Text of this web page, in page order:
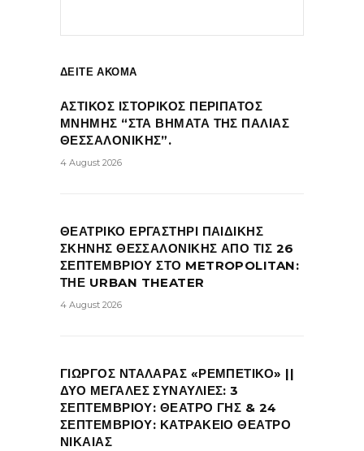
ΔΕΙΤΕ ΑΚΟΜΑ
ΑΣΤΙΚΟΣ ΙΣΤΟΡΙΚΟΣ ΠΕΡΙΠΑΤΟΣ
ΜΝΗΜΗΣ “ΣΤΑ ΒΗΜΑΤΑ ΤΗΣ ΠΑΛΙΑΣ
ΘΕΣΣΑΛΟΝΙΚΗΣ”.
4 August 2026
ΘΕΑΤΡΙΚΟ ΕΡΓΑΣΤΗΡΙ ΠΑΙΔΙΚΗΣ
ΣΚΗΝΗΣ ΘΕΣΣΑΛΟΝΙΚΗΣ ΑΠΟ ΤΙΣ 26
ΣΕΠΤΕΜΒΡΙΟΥ ΣΤΟ METROPOLITAN:
ΤΗΕ URBAN THEATER
4 August 2026
ΓΙΩΡΓΟΣ ΝΤΑΛΑΡΑΣ «ΡΕΜΠΕΤΙΚΟ» ||
ΔΥΟ ΜΕΓΑΛΕΣ ΣΥΝΑΥΛΙΕΣ: 3
ΣΕΠΤΕΜΒΡΙΟΥ: ΘΕΑΤΡΟ ΓΗΣ & 24
ΣΕΠΤΕΜΒΡΙΟΥ: ΚΑΤΡΑΚΕΙΟ ΘΕΑΤΡΟ
ΝΙΚΑΙΑΣ